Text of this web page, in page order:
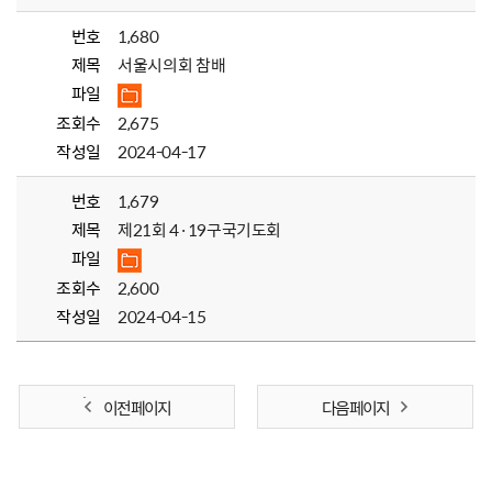
번호
1,680
제목
서울시의회 참배
파일
조회수
2,675
작성일
2024-04-17
번호
1,679
제목
제21회 4·19구국기도회
파일
조회수
2,600
작성일
2024-04-15
이전 페이지 다음 페이지